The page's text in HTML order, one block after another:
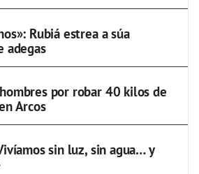
Rubiá estrea a súa
adegas
por robar 40 kilos de
Arcos
sin luz, sin agua… y